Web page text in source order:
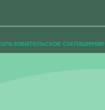
соглашение